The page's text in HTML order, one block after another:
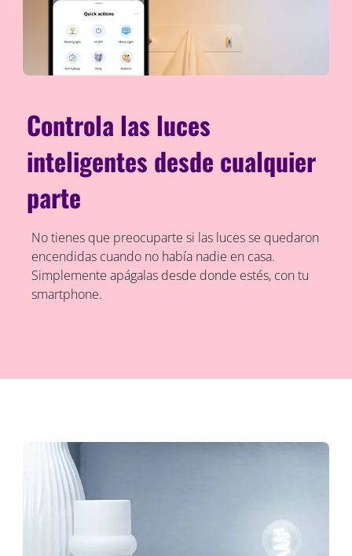
Controla las luces
inteligentes desde cualquier
parte
No tienes que preocuparte si las luces se quedaron
encendidas cuando no había nadie en casa.
Simplemente apágalas desde donde estés, con tu
smartphone.